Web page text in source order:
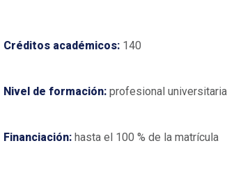
Créditos académicos: 140
Nivel de formación: profesional universitaria
Financiación: hasta el 100 % de la matrícula